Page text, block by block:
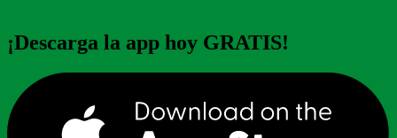
¡Descarga la app hoy GRATIS!